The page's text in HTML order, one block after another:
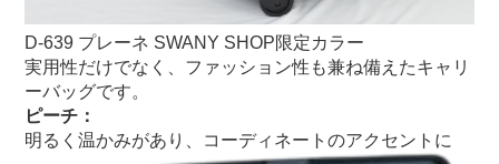
D-639 プレーネ SWANY SHOP限定カラー
実用性だけでなく、ファッション性も兼ね備えたキャリ
ーバッグです。
ピーチ：
明るく温かみがあり、コーディネートのアクセントに